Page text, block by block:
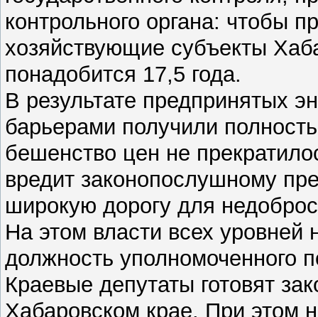
контрольного органа: чтобы
хозяйствующие субъекты
понадобится 17,5 года.
В результате предпринятых
барьерами получили
бешенство цен не
вредит законопослушному
широкую дорогу для
На этом власти всех уровней
должность уполномоченного
Краевые депутаты готовят
Хабаровском крае. При этом